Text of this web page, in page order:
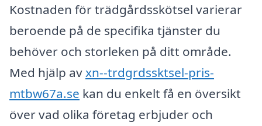
Kostnaden för trädgårdsskötsel varierar
beroende på de specifika tjänster du
behöver och storleken på ditt område.
Med hjälp avxn--trdgrdssktsel-pris-
mtbw67a.se kan du enkelt få en översikt
över vad olika företag erbjuder och